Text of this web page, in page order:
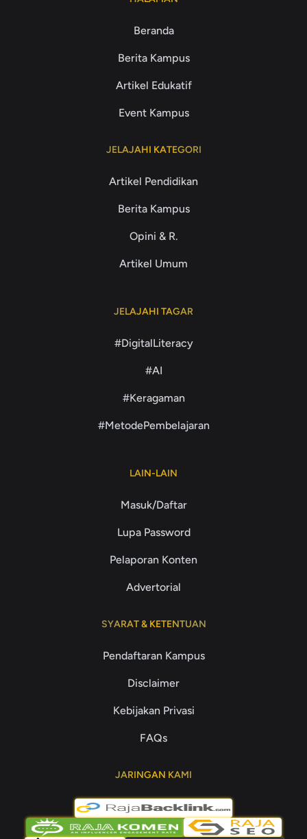
Beranda
Berita Kampus
Artikel Edukatif
Event Kampus
JELAJAHI KATEGORI
Artikel Pendidikan
Berita Kampus
Opini & R.
Artikel Umum
JELAJAHI TAGAR
#DigitalLiteracy
#AI
#Keragaman
#MetodePembelajaran
LAIN-LAIN
Masuk/Daftar
Lupa Password
Pelaporan Konten
Advertorial
SYARAT & KETENTUAN
Pendaftaran Kampus
Disclaimer
Kebijakan Privasi
FAQs
JARINGAN KAMI